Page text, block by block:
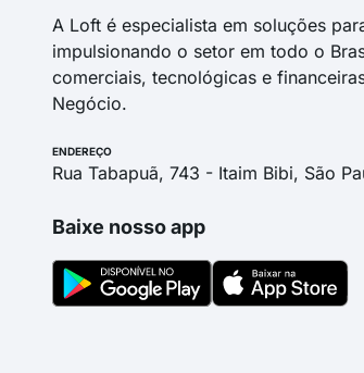
A Loft é especialista em soluções
impulsionando o setor em todo o
comerciais, tecnológicas e
Negócio.
ENDEREÇO
Rua Tabapuã, 743 - Itaim Bibi, São
Baixe nosso app